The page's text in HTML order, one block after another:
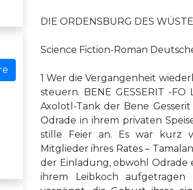
DIE ORDENSBURG DES
Science Fiction-Roman
1 Wer die Vergangenheit
steuern. BENE GESSERIT -
Axolotl-Tank der Bene
Odrade in ihrem privaten
stille Feier an. Es war kurz
Mitglieder ihres Rates –
der Einladung, obwohl
ihrem Leibkoch